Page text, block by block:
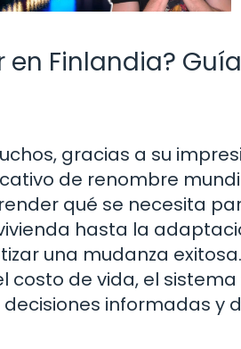
en Finlandia?
gracias a su
de renombre
qué se necesita
hasta la
una mudanza
costo de vida, el
informadas y